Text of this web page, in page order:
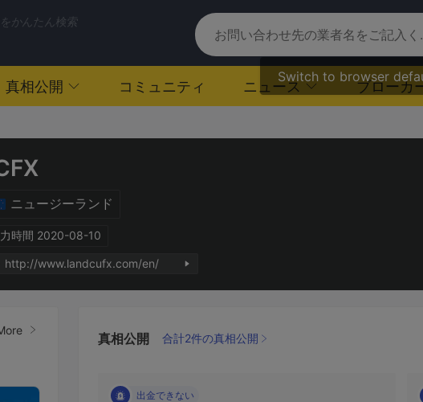
かんたん検索
Switch to browser
真相公開 コミュニティ ニュース ブローカ
ニュージーランド
力時間 2020-08-10
http://www.landcufx.com/en/
真相公開 合計2件の真相公開
出金できない